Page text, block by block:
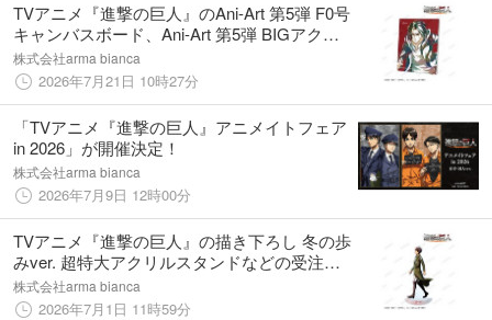
TVアニメ『進撃の巨人』のAni-Art 第5弾 F0号
キャンバスボード、Ani-Art 第5弾 BIGアクリ
ルスタンドの受注を開始！！アニメ・漫画の
オリジナルグッズを販売する「AMNIBUS」に
て
株式会社arma bianca
2026年7月21日 10時27分
「TVアニメ『進撃の巨人』アニメイトフェア
in 2026」が開催決定！
株式会社arma bianca
2026年7月9日 12時00分
TVアニメ『進撃の巨人』の描き下ろし 冬の歩
みver. 超特大アクリルスタンドなどの受注を
開始！！アニメ・漫画のオリジナルグッズを
販売する「AMNIBUS」にて
株式会社arma bianca
2026年7月1日 11時59分